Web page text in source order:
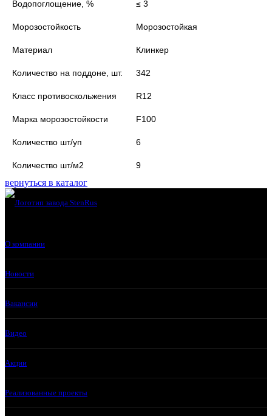
Водопоглощение, % ≤ 3
Морозостойкость Морозостойкая
Материал Клинкер
Количество на поддоне, шт. 342
Класс противоскольжения R12
Марка морозостойкости F100
Количество шт/уп 6
Количество шт/м2 9
вернуться в каталог
О компании
Новости
Вакансии
Видео
Акции
Реализованные проекты